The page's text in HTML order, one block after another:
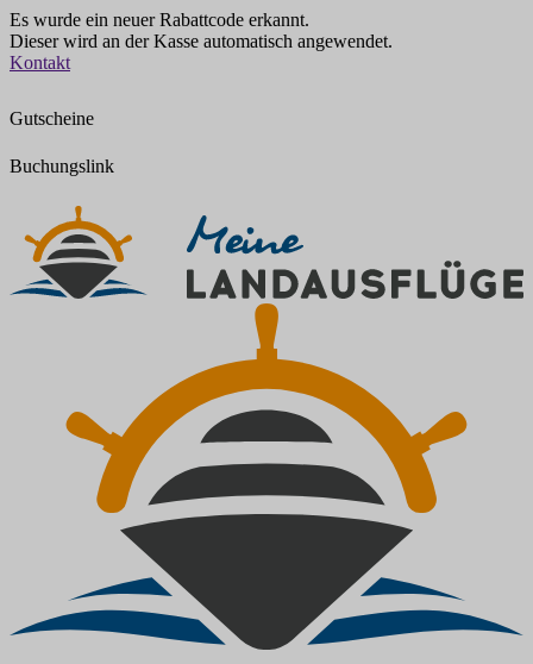
Es wurde ein neuer Rabattcode erkannt.
Dieser wird an der Kasse automatisch angewendet.
Zum
Kontakt
Gutscheine
Buchungslink